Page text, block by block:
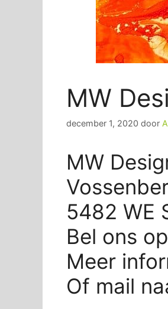
MW
december 1, 2020 door
MW
5482 WE
Bel ons
Meer
Of mail